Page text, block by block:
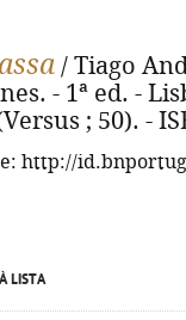
/ Tiago
- 1ª ed. -
; 50). -
http://
LISTA